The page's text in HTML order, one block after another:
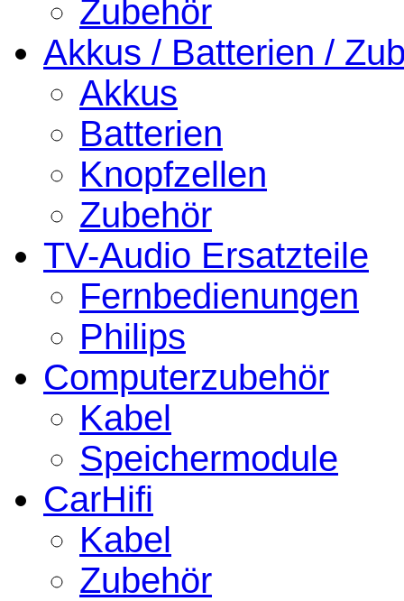
Zubehör
Akkus / Batterien /
Akkus
Batterien
Knopfzellen
Zubehör
TV-Audio Ersatzteile
Fernbedienungen
Philips
Computerzubehör
Kabel
Speichermodule
CarHifi
Kabel
Zubehör